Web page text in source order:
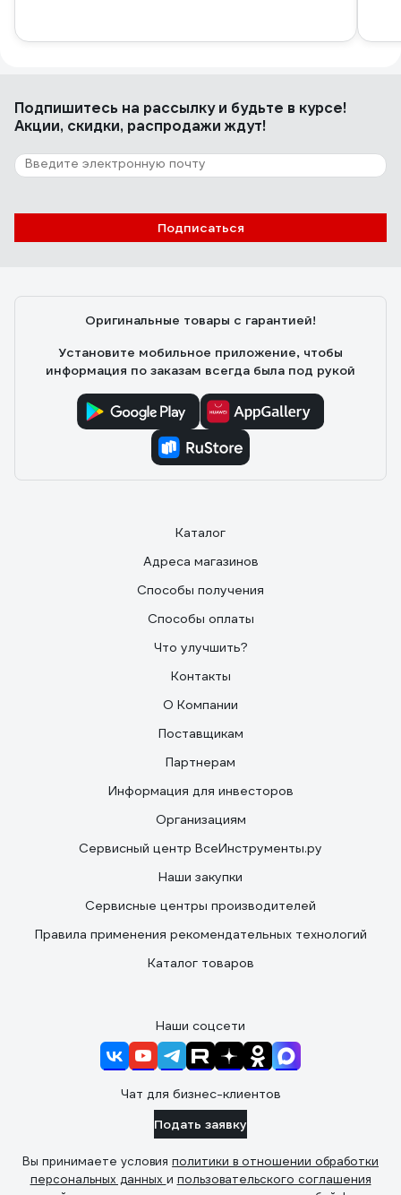
Подпишитесь на рассылкуи будьте в курсе!
Акции, скидки, распродажи ждут!
Подписаться
Оригинальные товары с гарантией!
Установите мобильное приложение, чтобы
информация по заказам всегда была под рукой
Каталог
Адреса магазинов
Способы получения
Способы оплаты
Что улучшить?
Контакты
О Компании
Поставщикам
Партнерам
Информация для инвесторов
Организациям
Сервисный центр ВсеИнструменты.ру
Наши закупки
Сервисные центры производителей
Правила применения рекомендательных технологий
Каталог товаров
Наши соцсети
Чат для бизнес-клиентов
Подать заявку
Вы принимаете условия политики в отношении обработки
персональных данных и пользовательского соглашения